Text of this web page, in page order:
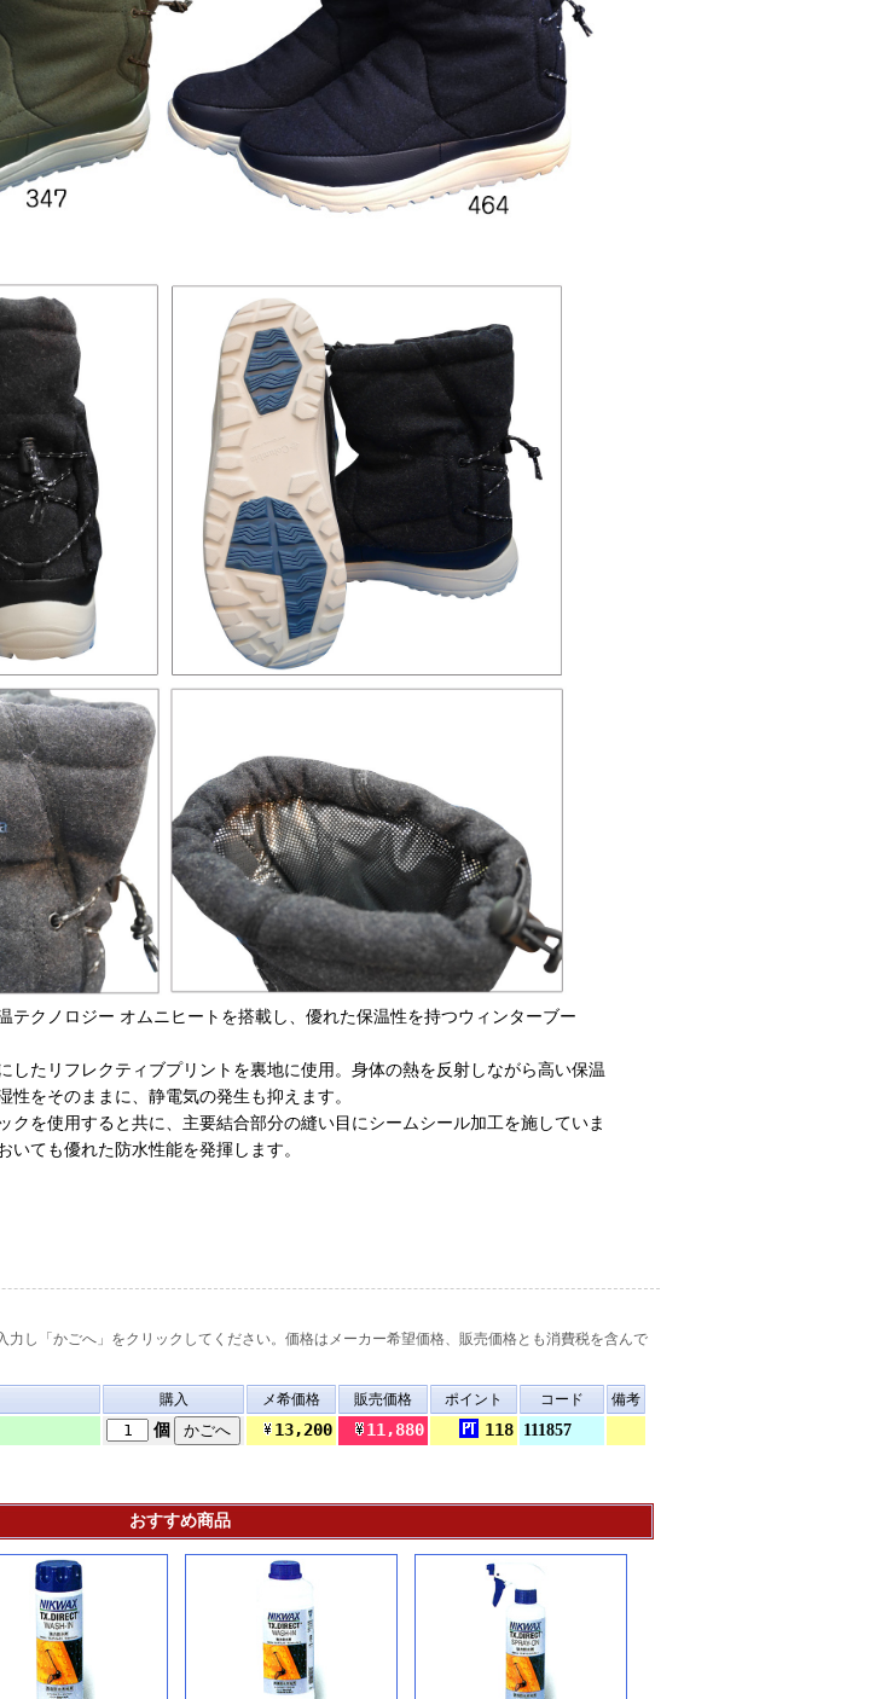
テクノロジー オムニヒートを搭載し、優れた保温性を持つウィンターブー
したリフレクティブプリントを裏地に使用。身体の熱を反射しながら高い保温
性をそのままに、静電気の発生も抑えます。
クを使用すると共に、主要結合部分の縫い目にシームシール加工を施していま
ても優れた防水性能を発揮します。
力し「かごへ」をクリックしてください。価格はメーカー希望価格、販売価格とも消費税を含んで
購入 メ希価格 販売価格 ポイント コード 備考
個 13,200 11,880 118 111857
おすすめ商品